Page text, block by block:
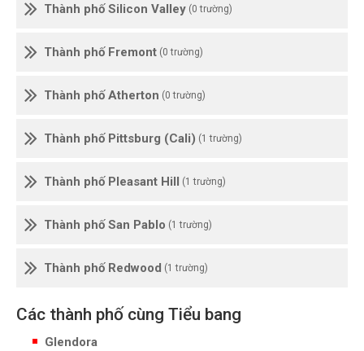
Thành phố Silicon Valley (0 trường)
Thành phố Fremont (0 trường)
Thành phố Atherton (0 trường)
Thành phố Pittsburg (Cali) (1 trường)
Thành phố Pleasant Hill (1 trường)
Thành phố San Pablo (1 trường)
Thành phố Redwood (1 trường)
Các thành phố cùng Tiểu bang
Glendora